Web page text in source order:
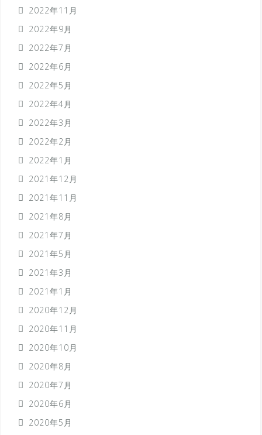
2022年11月
2022年9月
2022年7月
2022年6月
2022年5月
2022年4月
2022年3月
2022年2月
2022年1月
2021年12月
2021年11月
2021年8月
2021年7月
2021年5月
2021年3月
2021年1月
2020年12月
2020年11月
2020年10月
2020年8月
2020年7月
2020年6月
2020年5月